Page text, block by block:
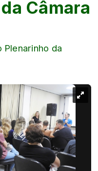
Câmara
Plenarinho da